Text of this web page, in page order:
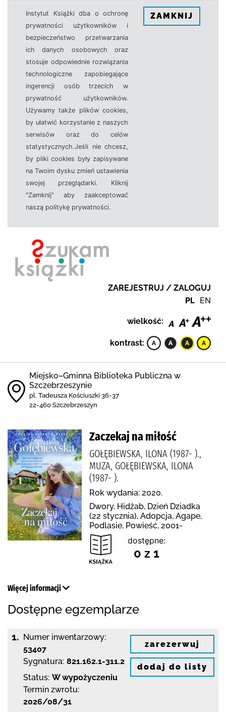
Instytut Książki dba o ochronę
prywatności użytkowników i
bezpieczeństwo przetwarzania
ich danych osobowych oraz
stosuje odpowiednie rozwiązania
technologiczne zapobiegające
ingerencji osób trzecich w
prywatność użytkowników.
Używamy także plików cookies,
by ułatwić korzystanie z naszych
serwisów oraz do celów
statystycznych.Jeśli nie chcesz,
by pliki cookies były zapisywane
na Twoim dysku zmień ustawienia
swojej przeglądarki. Kliknij
"Zamknij" aby zaakceptować
naszą politykę prywatności.
ZAMKNIJ
ZAREJESTRUJ / ZALOGUJ
PL EN
wielkość:
kontrast:
Miejsko–Gminna Biblioteka Publiczna w
Szczebrzeszynie
pl. Tadeusza Kościuszki 36-37
22-460 Szczebrzeszyn
Zaczekaj na miłość
GOŁĘBIEWSKA, ILONA (1987- ).,
MUZA, GOŁĘBIEWSKA, ILONA
(1987- ).
Rok wydania: 2020.
Dwory, Hidżab, Dzień Dziadka
(22 stycznia), Adopcja, Agape,
Podlasie, Powieść, 2001-
dostępne:
0 z 1
Więcej informacji
Dostępne egzemplarze
1. Numer inwentarzowy:
53407
Sygnatura: 821.162.1-311.2
Status: W wypożyczeniu
Termin zwrotu:
2026/08/31
zarezerwuj
dodaj do listy